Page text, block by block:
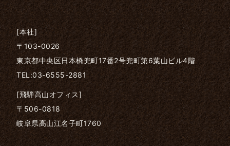
[本社]
〒103-0026
東京都中央区日本橋兜町17番2号兜町第6葉山ビル4階
TEL:03-6555-2881
[飛騨高山オフィス]
〒506-0818
岐阜県高山江名子町1760